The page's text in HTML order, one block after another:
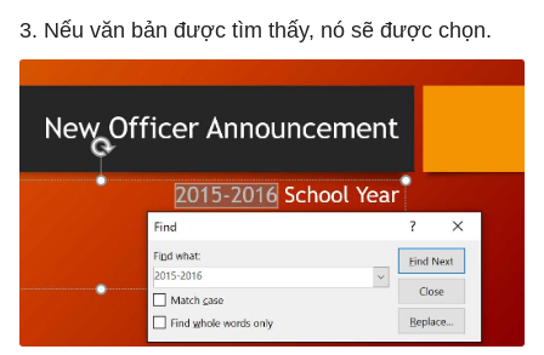
3. Nếu văn bản được tìm thấy, nó sẽ được chọn.